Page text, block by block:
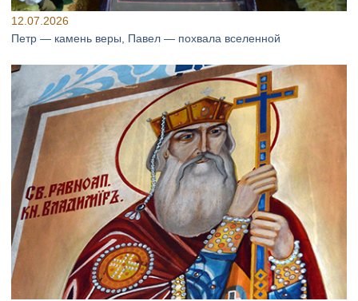
12.07.2026
Петр — камень веры, Павел — похвала вселенной